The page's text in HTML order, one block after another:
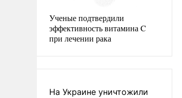
Ученые подтвердили
эффективность витамина C
при лечении рака
На Украине уничтожили